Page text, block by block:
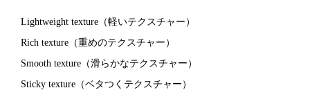
Lightweight texture（軽いテクスチャー）
Rich texture（重めのテクスチャー）
Smooth texture（滑らかなテクスチャー）
Sticky texture（ベタつくテクスチャー）